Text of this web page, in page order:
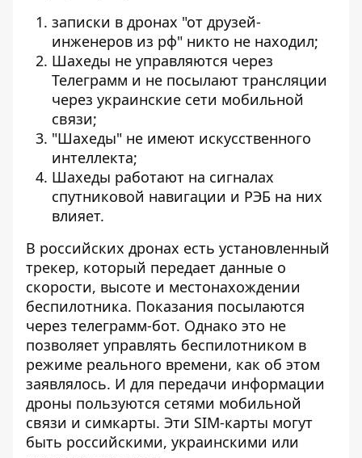
записки в дронах "от друзей-
инженеров из рф" никто не находил;
Шахеды не управляются через
Телеграмм и не посылают трансляции
через украинские сети мобильной
связи;
"Шахеды" не имеют искусственного
интеллекта;
Шахеды работают на сигналах
спутниковой навигации и РЭБ на них
влияет.
В российских дронах есть установленный
трекер, который передает данные о
скорости, высоте и местонахождении
беспилотника. Показания посылаются
через телеграмм-бот. Однако это не
позволяет управлять беспилотником в
режиме реального времени, как об этом
заявлялось. И для передачи информации
дроны пользуются сетями мобильной
связи и симкарты. Эти SIM-карты могут
быть российскими, украинскими или